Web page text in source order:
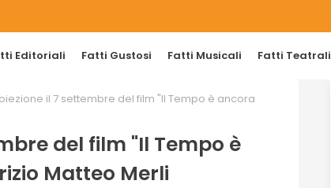
Editoriali Fatti Gustosi Fatti Musicali Fatti Teatrali
il 7 settembre del film "Il Tempo è ancora
del film "Il Tempo è
Matteo Merli